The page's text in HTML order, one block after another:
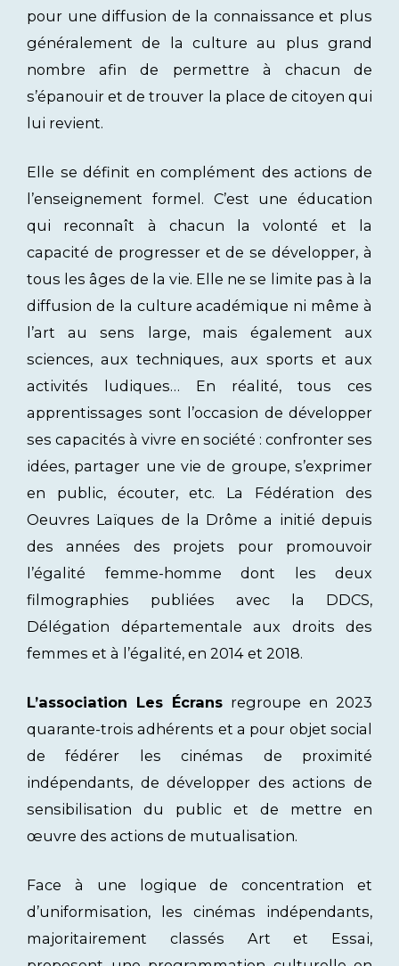
pour une diffusion de la connaissance et plus
généralement de la culture au plus grand
nombre afin de permettre à chacun de
s’épanouir et de trouver la place de citoyen qui
lui revient.
Elle se définit en complément des actions de
l’enseignement formel. C’est une éducation
qui reconnaît à chacun la volonté et la
capacité de progresser et de se développer, à
tous les âges de la vie. Elle ne se limite pas à la
diffusion de la culture académique ni même à
l’art au sens large, mais également aux
sciences, aux techniques, aux sports et aux
activités ludiques… En réalité, tous ces
apprentissages sont l’occasion de développer
ses capacités à vivre en société : confronter ses
idées, partager une vie de groupe, s’exprimer
en public, écouter, etc. La Fédération des
Oeuvres Laïques de la Drôme a initié depuis
des années des projets pour promouvoir
l’égalité femme-homme dont les deux
filmographies publiées avec la DDCS,
Délégation départementale aux droits des
femmes et à l’égalité, en 2014 et 2018.
L’association Les Écrans regroupe en 2023
quarante-trois adhérents et a pour objet social
de fédérer les cinémas de proximité
indépendants, de développer des actions de
sensibilisation du public et de mettre en
œuvre des actions de mutualisation.
Face à une logique de concentration et
d’uniformisation, les cinémas indépendants,
majoritairement classés Art et Essai,